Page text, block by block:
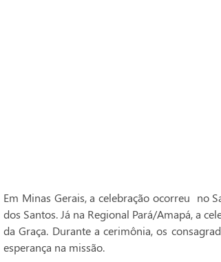
Em Minas Gerais, a celebração ocorreu no
dos Santos. Já na Regional Pará/Amapá, a
da Graça. Durante a cerimônia, os
esperança na missão.